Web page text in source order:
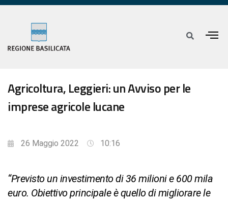
Agricoltura, Leggieri: un Avviso per le
imprese agricole lucane
26 Maggio 2022 10:16
“Previsto un investimento di 36 milioni e 600 mila
euro. Obiettivo principale è quello di migliorare le